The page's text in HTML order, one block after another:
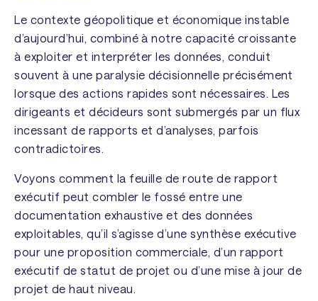
Le contexte géopolitique et économique instable
d’aujourd’hui, combiné à notre capacité croissante
à exploiter et interpréter les données, conduit
souvent à une paralysie décisionnelle précisément
lorsque des actions rapides sont nécessaires. Les
dirigeants et décideurs sont submergés par un flux
incessant de rapports et d’analyses, parfois
contradictoires.
Voyons comment la feuille de route de rapport
exécutif peut combler le fossé entre une
documentation exhaustive et des données
exploitables, qu’il s’agisse d’une synthèse exécutive
pour une proposition commerciale, d’un rapport
exécutif de statut de projet ou d’une mise à jour de
projet de haut niveau.